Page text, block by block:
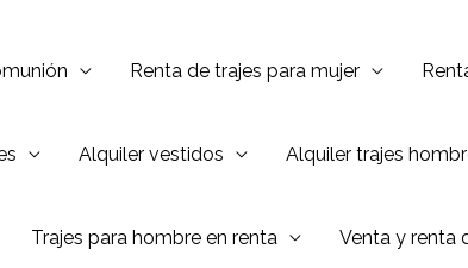
Renta de trajes para mujer
Alquiler vestidos Alquiler trajes
Trajes para hombre en renta Venta y renta